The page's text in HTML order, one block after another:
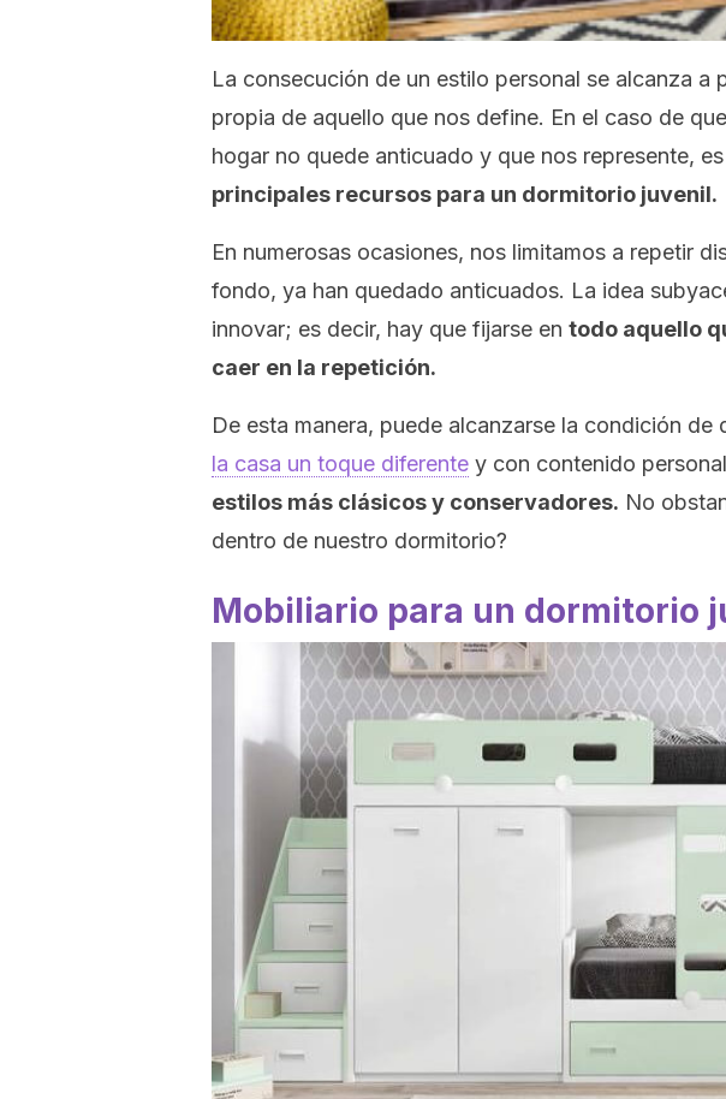
La consecución de un estilo personal se alcanza a
propia de aquello que nos define. En el caso de
hogar no quede anticuado y que nos represente,
principales recursos para un dormitorio juvenil.
En numerosas ocasiones, nos limitamos a repetir
fondo, ya han quedado anticuados. La idea
innovar; es decir, hay que fijarse en todo aquello
caer en la repetición.
De esta manera, puede alcanzarse la condición de
la casa un toque diferente y con contenido
estilos más clásicos y conservadores. No
dentro de nuestro dormitorio?
Mobiliario para un dormitorio